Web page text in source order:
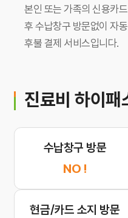
비
본인 또는 가족의 신용카
후 수납창구 방문없이 자
후불 결제 서비스입니다.
진료비 하이패
수납창구 방문
NO !
현금/카드 소지 방문